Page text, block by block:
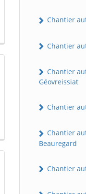
Chantier
Chantier
Chantier
Géovreissiat
Chantier
Chantier
Beauregard
Chantier